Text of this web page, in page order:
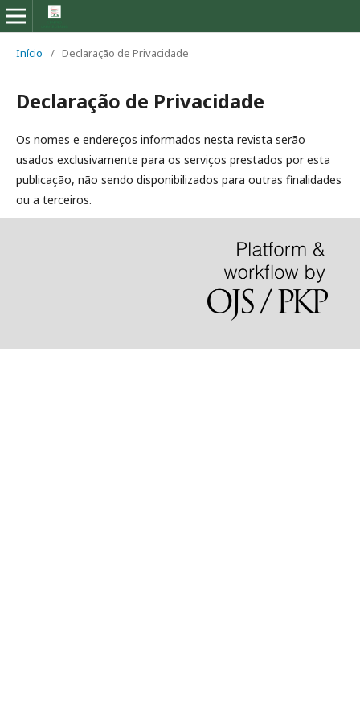
Início / Declaração de Privacidade
Declaração de Privacidade
Os nomes e endereços informados nesta revista serão
usados exclusivamente para os serviços prestados por esta
publicação, não sendo disponibilizados para outras finalidades
ou a terceiros.